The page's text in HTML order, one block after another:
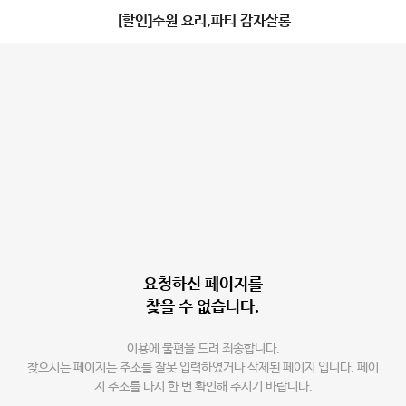
[할인]수원 요리,파티 감자살롱
요청하신 페이지를
찾을 수 없습니다.
이용에 불편을 드려 죄송합니다.
찾으시는 페이지는 주소를 잘못 입력하였거나 삭제된 페이지 입니다. 페이
지 주소를 다시 한 번 확인해 주시기 바랍니다.